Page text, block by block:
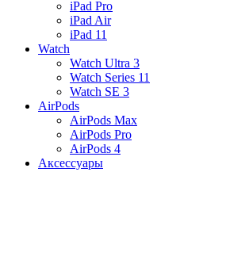
iPad Pro
iPad Air
iPad 11
Watch
Watch Ultra 3
Watch Series 11
Watch SE 3
AirPods
AirPods Max
AirPods Pro
AirPods 4
Аксессуары